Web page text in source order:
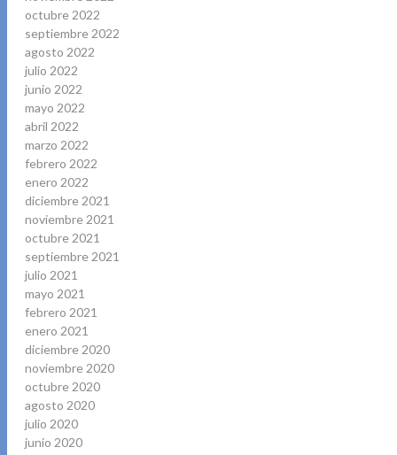
octubre 2022
septiembre 2022
agosto 2022
julio 2022
junio 2022
mayo 2022
abril 2022
marzo 2022
febrero 2022
enero 2022
diciembre 2021
noviembre 2021
octubre 2021
septiembre 2021
julio 2021
mayo 2021
febrero 2021
enero 2021
diciembre 2020
noviembre 2020
octubre 2020
agosto 2020
julio 2020
junio 2020